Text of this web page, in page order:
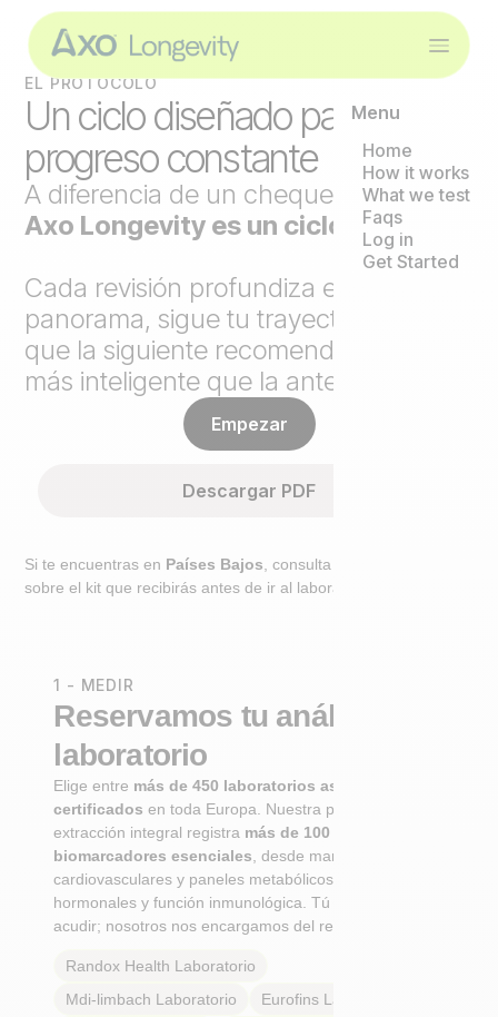
Menu
Home
How it works
What we test
Faqs
Log in
Get Started
EL PROTOCOLO
Un ciclo diseñado para un
progreso constante
A diferencia de un chequeo puntual,
Axo Longevity es un ciclo continuo
Cada revisión profundiza el
panorama, sigue tu trayectoria y hace
que la siguiente recomendación sea
más inteligente que la anterior.
Empezar
Descargar PDF
Si te encuentras en Países Bajos , consulta el paso adicional
sobre el kit que recibirás antes de ir al laboratorio.
1 - MEDIR
Reservamos tu análisis de
laboratorio
Elige entre más de 450 laboratorios asociados
certificados en toda Europa. Nuestra primera
extracción integral registra más de 100
biomarcadores esenciales , desde marcadores
cardiovasculares y paneles metabólicos hasta perfiles
hormonales y función inmunológica. Tú solo tienes que
acudir; nosotros nos encargamos del resto.
Randox Health Laboratorio
Mdi-limbach Laboratorio Eurofins Laboratorio